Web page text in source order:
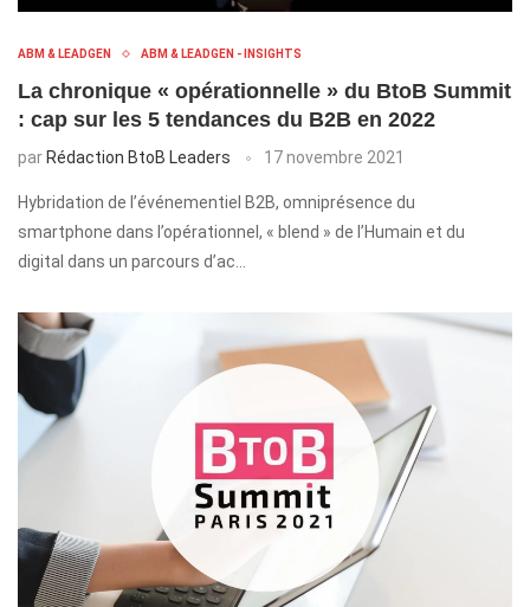
ABM & LEADGEN ABM & LEADGEN - INSIGHTS
La chronique « opérationnelle » du BtoB Summit
: cap sur les 5 tendances du B2B en 2022
par Rédaction BtoB Leaders 17 novembre 2021
Hybridation de l’événementiel B2B, omniprésence du
smartphone dans l’opérationnel, « blend » de l’Humain et du
digital dans un parcours d’ac…